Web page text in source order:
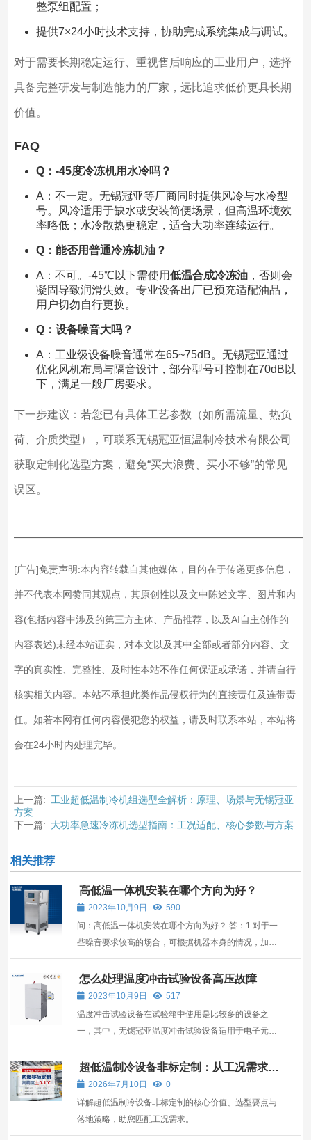
整泵组配置；
提供7×24小时技术支持，协助完成系统集成与调试。
对于需要长期稳定运行、重视售后响应的工业用户，选择
具备完整研发与制造能力的厂家，远比追求低价更具长期
价值。
FAQ
Q：-45度冷冻机用水冷吗？
A：不一定。无锡冠亚等厂商同时提供风冷与水冷型
号。风冷适用于缺水或安装简便场景，但高温环境效
率略低；水冷散热更稳定，适合大功率连续运行。
Q：能否用普通冷冻机油？
A：不可。-45℃以下需使用低温合成冷冻油，否则会
凝固导致润滑失效。专业设备出厂已预充适配油品，
用户切勿自行更换。
Q：设备噪音大吗？
A：工业级设备噪音通常在65~75dB。无锡冠亚通过
优化风机布局与隔音设计，部分型号可控制在70dB以
下，满足一般厂房要求。
下一步建议：若您已有具体工艺参数（如所需流量、热负
荷、介质类型），可联系无锡冠亚恒温制冷技术有限公司
获取定制化选型方案，避免“买大浪费、买小不够”的常见
误区。
[广告]免责声明:本内容转载自其他媒体，目的在于传递更多信息，
并不代表本网赞同其观点，其原创性以及文中陈述文字、图片和内
容(包括内容中涉及的第三方主体、产品推荐，以及AI自主创作的
内容表述)未经本站证实，对本文以及其中全部或者部分内容、文
字的真实性、完整性、及时性本站不作任何保证或承诺，并请自行
核实相关内容。本站不承担此类作品侵权行为的直接责任及连带责
任。如若本网有任何内容侵犯您的权益，请及时联系本站，本站将
会在24小时内处理完毕。
上一篇: 工业超低温制冷机组选型全解析：原理、场景与无锡冠亚
方案
下一篇: 大功率急速冷冻机选型指南：工况适配、核心参数与方案
相关推荐
高低温一体机安装在哪个方向为好？
2023年10月9日
590
问：高低温一体机安装在哪个方向为好？ 答：1.对于一
些噪音要求较高的场合，可根据机器本身的情况，加一
层消音棉，以满足现场的噪音要求。 2.橡胶缓冲胶可以
用来承受高低温一体机的重量，尤其是大功率高低温一
体机。*; 3.对于一些需要噪音的场合，可...
怎么处理温度冲击试验设备高压故障
2023年10月9日
517
温度冲击试验设备在试验箱中使用是比较多的设备之
一，其中，无锡冠亚温度冲击试验设备适用于电子元气
件的安全性能测试提供可靠性试验、产品筛选试验等，
同时通过此装备试验，可提高产品的可靠性和进行产品
的质量控制，如果，温度冲击试验设备发生高压故障的
话，就需...
超低温制冷设备非标定制：从工况需求到
选型的全链路指南
2026年7月10日
0
详解超低温制冷设备非标定制的核心价值、选型要点与
落地策略，助您匹配工况需求。